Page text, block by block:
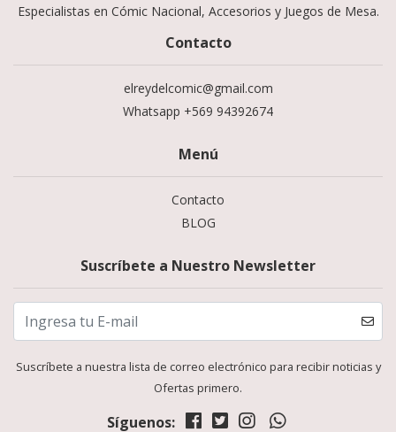
Especialistas en Cómic Nacional, Accesorios y Juegos de Mesa.
Contacto
elreydelcomic@gmail.com
Whatsapp +569 94392674
Menú
Contacto
BLOG
Suscríbete a Nuestro Newsletter
Suscríbete a nuestra lista de correo electrónico para recibir noticias y
Ofertas primero.
Síguenos: